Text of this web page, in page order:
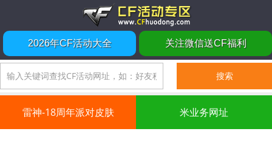
2026年CF活动大全 关注微信送CF福利
雷神-18周年派对皮肤 米业务网址